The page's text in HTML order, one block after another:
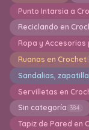
Punto Intarsia a
Reciclando en
Ropa y
Ruanas en Crochet
Sandalias,
Servilletas en
Sin categoría 384
Tapiz de Pared en